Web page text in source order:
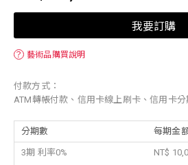
我要訂購
？ 藝術品購買說明
付款方式：
ATM轉帳付款、信用卡線上刷卡、信用卡分
分期數 每期金
3期 利率0%
NT$